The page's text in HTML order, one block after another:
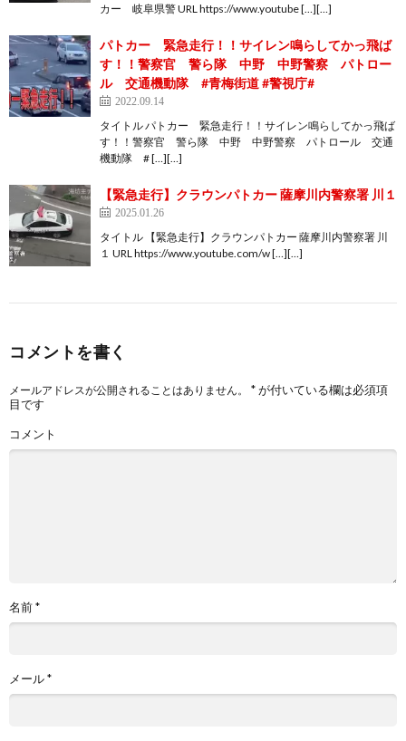
カー 岐阜県警 URL https://www.youtube […][…]
パトカー 緊急走行！！サイレン鳴らしてかっ飛ば
す！！警察官 警ら隊 中野 中野警察 パトロー
ル 交通機動隊 #青梅街道 #警視庁#
2022.09.14
タイトル パトカー 緊急走行！！サイレン鳴らしてかっ飛ば
す！！警察官 警ら隊 中野 中野警察 パトロール 交通
機動隊 # […][…]
【緊急走行】クラウンパトカー 薩摩川内警察署 川１
2025.01.26
タイトル 【緊急走行】クラウンパトカー 薩摩川内警察署 川
１ URL https://www.youtube.com/w […][…]
コメントを書く
メールアドレスが公開されることはありません。 *が付いている欄は必須項
目です
コメント
名前*
メール*